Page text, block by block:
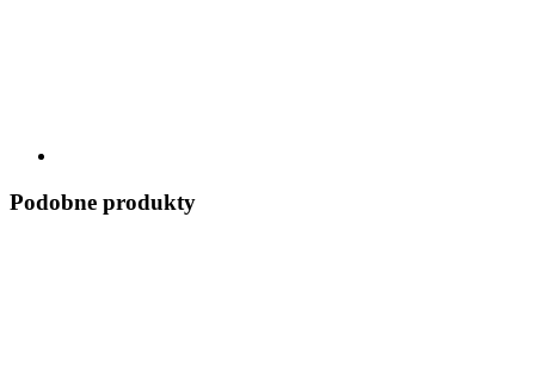
Podobne produkty